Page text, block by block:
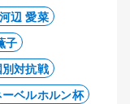
河辺 愛菜
子
対抗戦
ベルホルン杯